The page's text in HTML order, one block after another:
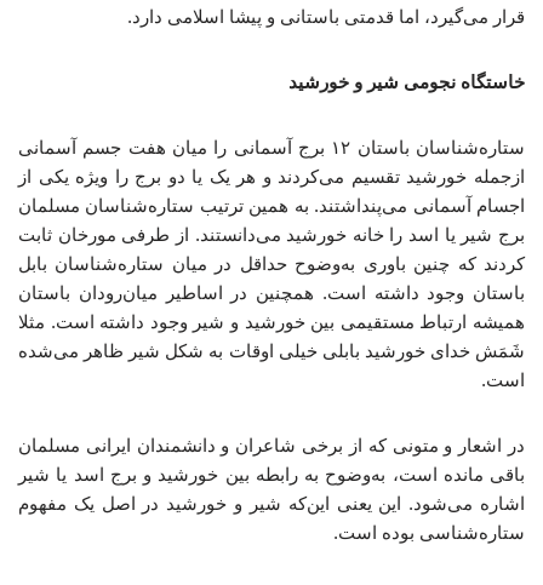
قرار می‌گیرد، اما قدمتی باستانی و پیشا اسلامی دارد.
خاستگاه نجومی شیر و خورشید
ستاره‌شناسان باستان ۱۲ برج آسمانی را میان هفت جسم آسمانی
ازجمله خورشید تقسیم می‌کردند و هر یک یا دو برج را ویژه یکی از
اجسام آسمانی می‌پنداشتند. به همین ترتیب ستاره‌شناسان مسلمان
برج شیر یا اسد را خانه خورشید می‌دانستند. از طرفی مورخان ثابت
کردند که چنین باوری به‌وضوح حداقل در میان ستاره‌شناسان بابل
باستان وجود داشته است. همچنین در اساطیر میان‌رودان باستان
همیشه ارتباط مستقیمی بین خورشید و شیر وجود داشته است. مثلا
شَمَش خدای خورشید بابلی خیلی اوقات به شکل شیر ظاهر می‌شده
است.
در اشعار و متونی که از برخی شاعران و دانشمندان ایرانی مسلمان
باقی مانده است، به‌وضوح به رابطه بین خورشید و برج اسد یا شیر
اشاره می‌شود. این یعنی این‌که شیر و خورشید در اصل یک مفهوم
ستاره‌شناسی بوده است.